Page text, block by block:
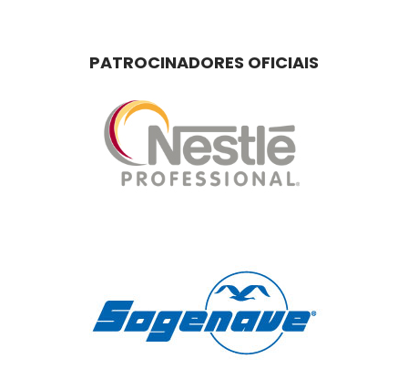
PATROCINADORES OFICIAIS